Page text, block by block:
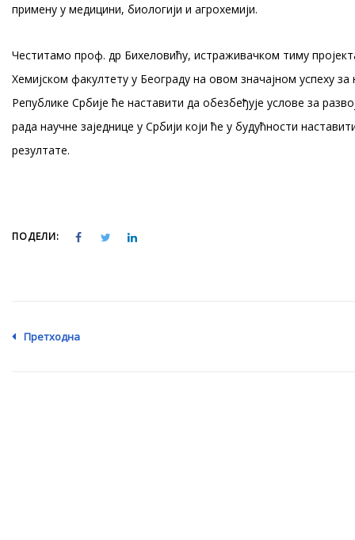
примену у медицини, биологији и агрохемији.
Честитамо проф. др Бихеловићу, истраживачком тиму
Хемијском факултету у Београду на овом значајном успеху
Републике Србије ће наставити да обезбеђује услове за
рада научне заједнице у Србији који ће у будућности
резултате.
ПОДЕЛИ:
Претходна